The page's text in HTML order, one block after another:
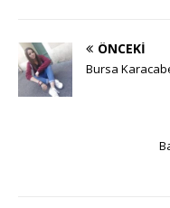
ÖNCEKI
Bursa